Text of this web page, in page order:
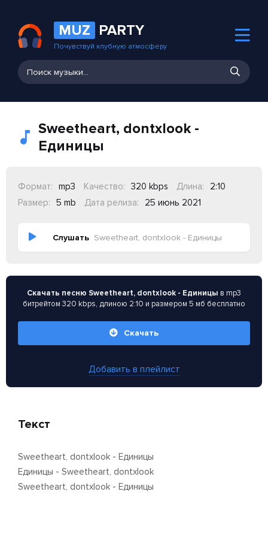
MUZ PARTY
Почувствуй клубную атмосферу
Sweetheart, dontxlook -
Единицы
Формат: mp3 Качество: 320 kbps Длина:
2:10
Размер:
5 mb Дата релиза: 25 июнь 2021
Слушать Sweetheart, dontxlook - Единицы
Скачать песню Sweetheart, dontxlook - Единицы в mp3
битрейтом 320 kbps, длиною 2:10 и размером 5 мб бесплатно
Скачать
Добавить в плейлист
Текст
Sweetheart, dontxlook - Единицы
Единицы - Sweetheart, dontxlook
Sweetheart, dontxlook - Единицы